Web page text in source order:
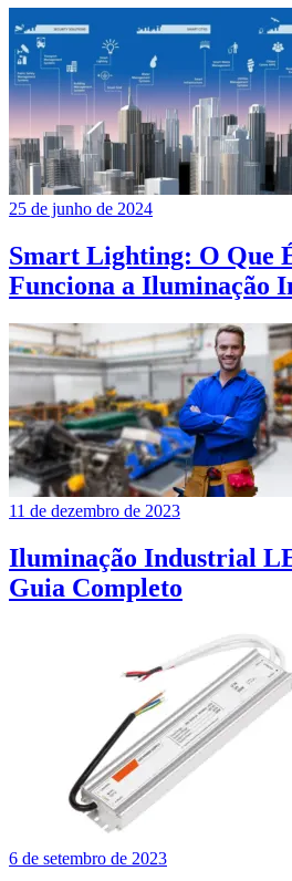
25 de junho de 2024
Smart Lighting: O Que
Funciona a Iluminação
11 de dezembro de 2023
Iluminação Industrial
Guia Completo
6 de setembro de 2023